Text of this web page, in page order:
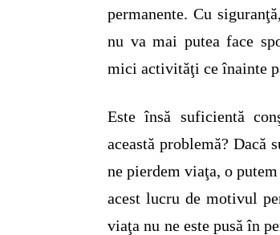
permanente. Cu
nu va mai putea face
mici activităţi ce înainte
Este însă suficientă
această problemă? Dacă
ne pierdem viaţa, o
acest lucru de motivul
viaţa nu ne este pusă în